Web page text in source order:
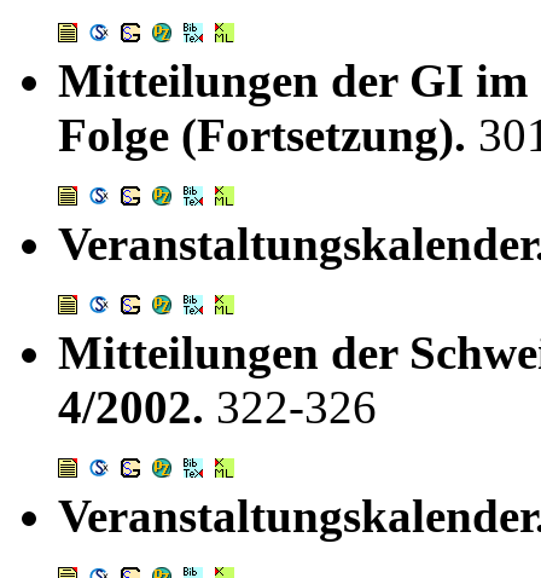
Mitteilungen der GI
Folge (Fortsetzung).
Mitteilungen der
4/2002. 322-326